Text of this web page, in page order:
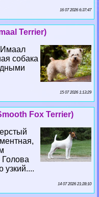
16 07 2026 6:37:47
Terrier)
Имаал
собака
15 07 2026 1:13:29
Fox Terrier)
Голова
узкий....
14 07 2026 21:28:10